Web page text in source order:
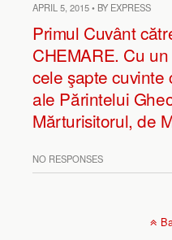
APRIL 5, 2015 • BY EXPRESS
Primul Cuvânt
CHEMARE. Cu
cele şapte cuvinte
ale Părintelui
Mărturisitorul, de
NO RESPONSES